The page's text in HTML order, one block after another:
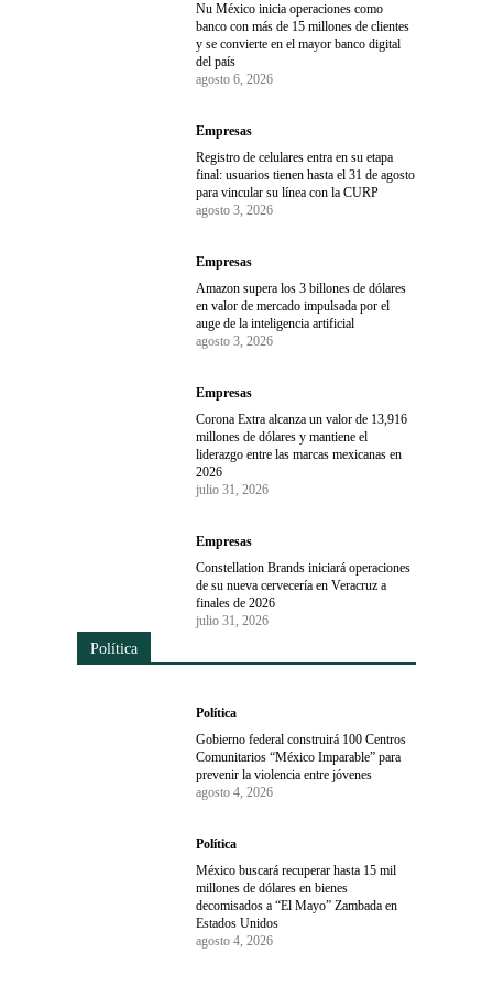
Nu México inicia operaciones como
banco con más de 15 millones de clientes
y se convierte en el mayor banco digital
del país
agosto 6, 2026
Empresas
Registro de celulares entra en su etapa
final: usuarios tienen hasta el 31 de agosto
para vincular su línea con la CURP
agosto 3, 2026
Empresas
Amazon supera los 3 billones de dólares
en valor de mercado impulsada por el
auge de la inteligencia artificial
agosto 3, 2026
Empresas
Corona Extra alcanza un valor de 13,916
millones de dólares y mantiene el
liderazgo entre las marcas mexicanas en
2026
julio 31, 2026
Empresas
Constellation Brands iniciará operaciones
de su nueva cervecería en Veracruz a
finales de 2026
julio 31, 2026
Política
Política
Gobierno federal construirá 100 Centros
Comunitarios “México Imparable” para
prevenir la violencia entre jóvenes
agosto 4, 2026
Política
México buscará recuperar hasta 15 mil
millones de dólares en bienes
decomisados a “El Mayo” Zambada en
Estados Unidos
agosto 4, 2026